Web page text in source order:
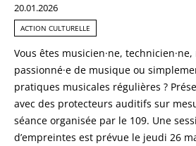
20.01.2026
ACTION CULTURELLE
Vous êtes musicien·ne, technicien·ne,
passionné·e de musique ou
pratiques musicales régulières ?
avec des protecteurs auditifs sur
séance organisée par le 109. Une
d’empreintes est prévue le jeudi 26